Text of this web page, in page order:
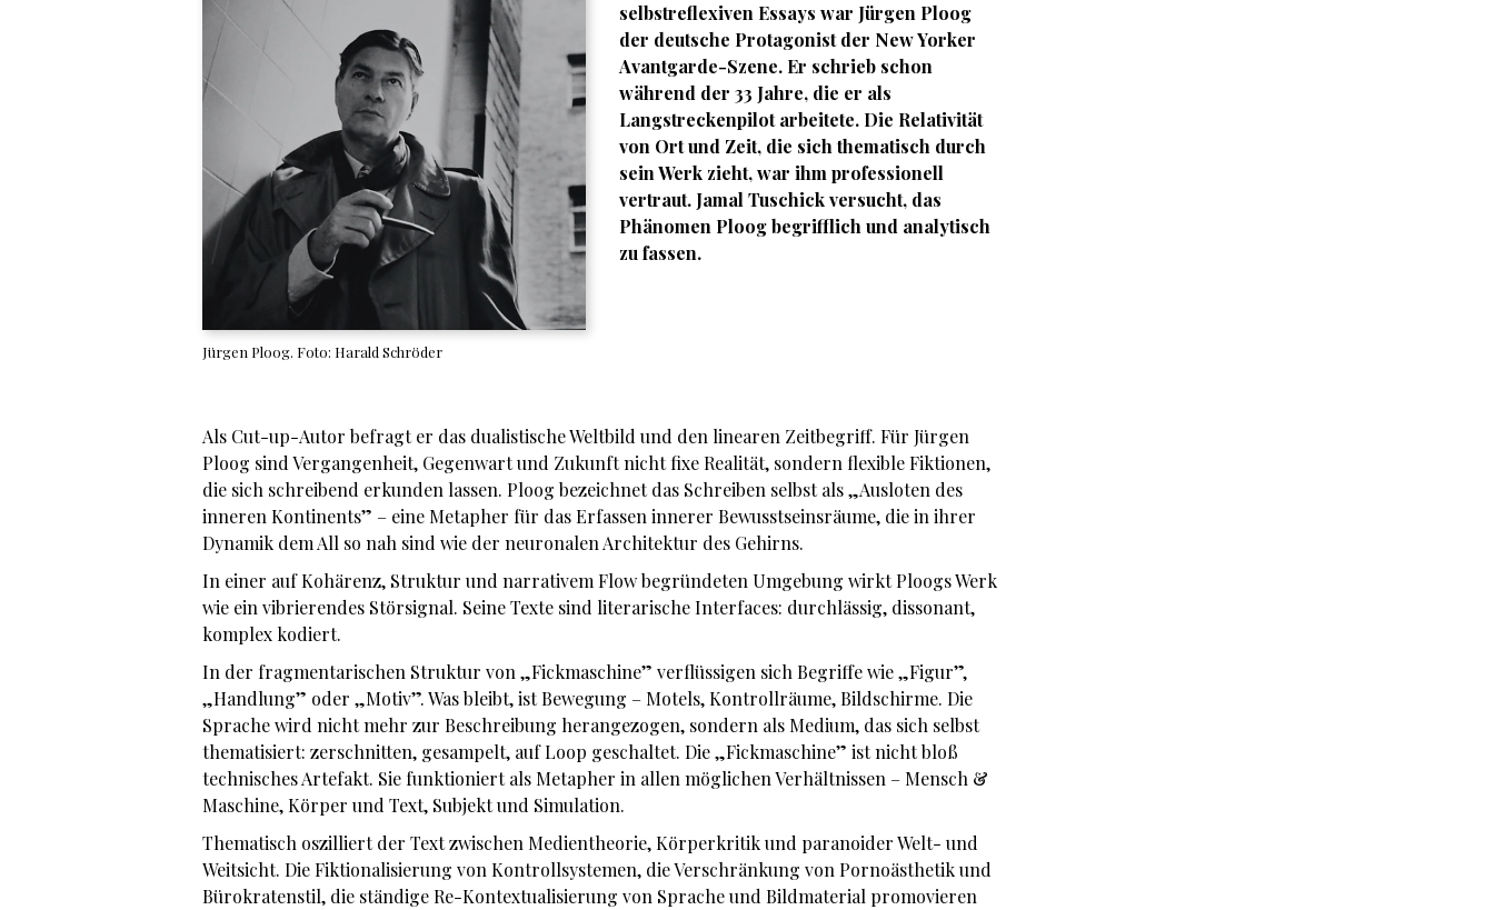
Jürgen Ploog. Foto: Harald Schröder
selbstreflexiven Essays war Jürgen Ploog
der deutsche Protagonist der New Yorker
Avantgarde-Szene. Er schrieb schon
während der 33 Jahre, die er als
Langstreckenpilot arbeitete. Die Relativität
von Ort und Zeit, die sich thematisch durch
sein Werk zieht, war ihm professionell
vertraut. Jamal Tuschickversucht, das
Phänomen Ploog begrifflich und analytisch
zu fassen.
Als Cut-up-Autor befragt er das dualistische Weltbild und den linearen Zeitbegriff. Für Jürgen
Ploog sind Vergangenheit, Gegenwart und Zukunft nicht fixe Realität, sondern flexible Fiktionen,
die sich schreibend erkunden lassen. Ploog bezeichnet das Schreiben selbst als „Ausloten des
inneren Kontinents” – eine Metapher für das Erfassen innerer Bewusstseinsräume, die in ihrer
Dynamik dem All so nah sind wie der neuronalen Architektur des Gehirns.
In einer auf Kohärenz, Struktur und narrativem Flow begründeten Umgebung wirkt Ploogs Werk
wie ein vibrierendes Störsignal. Seine Texte sind literarische Interfaces: durchlässig, dissonant,
komplex kodiert.
In der fragmentarischen Struktur von „Fickmaschine” verflüssigen sich Begriffe wie „Figur”,
„Handlung” oder „Motiv”. Was bleibt, ist Bewegung – Motels, Kontrollräume, Bildschirme. Die
Sprache wird nicht mehr zur Beschreibung herangezogen, sondern als Medium, das sich selbst
thematisiert: zerschnitten, gesampelt, auf Loop geschaltet. Die „Fickmaschine” ist nicht bloß
technisches Artefakt. Sie funktioniert als Metapher in allen möglichen Verhältnissen – Mensch &
Maschine, Körper und Text, Subjekt und Simulation.
Thematisch oszilliert der Text zwischen Medientheorie, Körperkritik und paranoider Welt- und
Weitsicht. Die Fiktionalisierung von Kontrollsystemen, die Verschränkung von Pornoästhetik und
Bürokratenstil, die ständige Re-Kontextualisierung von Sprache und Bildmaterial promovieren